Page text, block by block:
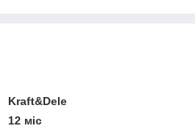
Kraft&Dele
12 міс